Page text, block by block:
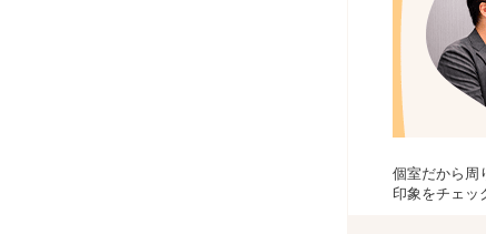
個室だから周
印象をチェッ